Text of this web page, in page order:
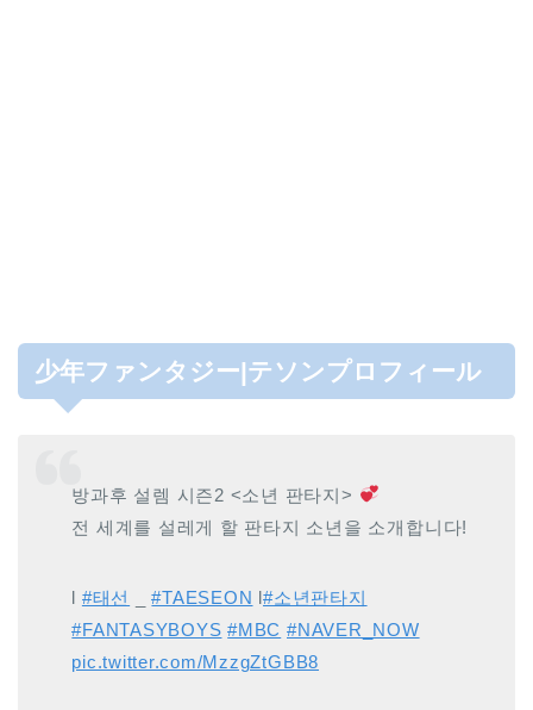
少年ファンタジー|テソンプロフィール
방과후 설렘 시즌2 <소년 판타지>
전 세계를 설레게 할 판타지 소년을 소개합니다!
l #태선 _#TAESEON l#소년판타지
#FANTASYBOYS #MBC #NAVER_NOW
pic.twitter.com/MzzgZtGBB8